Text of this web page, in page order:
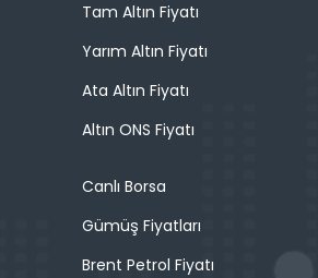
Tam Altın Fiyatı
Yarım Altın Fiyatı
Ata Altın Fiyatı
Altın ONS Fiyatı
Canlı Borsa
Gümüş Fiyatları
Brent Petrol Fiyatı